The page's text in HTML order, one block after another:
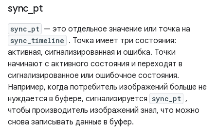
sync pt
sync_pt — это отдельное значение или точка на
sync_timeline . Точка имеет три состояния:
активная, сигнализированная и ошибка. Точки
начинают с активного состояния и переходят в
сигнализированное или ошибочное состояния.
Например, когда потребитель изображений больше не
нуждается в буфере, сигнализируется sync_pt ,
чтобы производитель изображений знал, что можно
снова записывать данные в буфер.